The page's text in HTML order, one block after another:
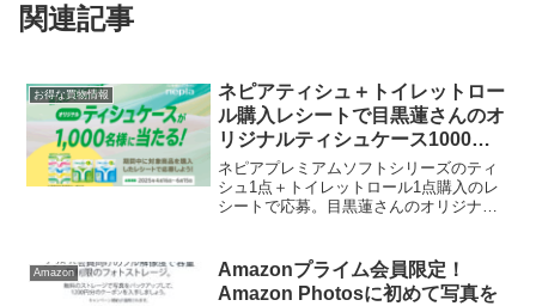
関連記事
お得な買物情報
ネピアティシュ＋トイレットロー
ル購入レシートで目黒蓮さんのオ
リジナルティシュケース1000名
に当たる
ネピアプレミアムソフトシリーズのティ
シュ1点＋トイレットロール1点購入のレ
シートで応募。目黒蓮さんのオリジナル
トシリーズ（ティシュ・トイレットロー
ル）目黒くんい...
Amazon
Amazonプライム会員限定！
Amazon Photosに初めて写真を